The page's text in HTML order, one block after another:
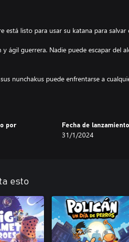
está listo para usar su katana para
ágil guerrera. Nadie puede escapar del
nunchakus puede enfrentarse a
completando los divertidos y desafiantes
Explora todos los niveles para
en los Ninja Kidz definitivos y
a los jefes finales.
juego uno tras otro y derrotarlos a
por Fecha de lanzamiento
31/1/2024
esto